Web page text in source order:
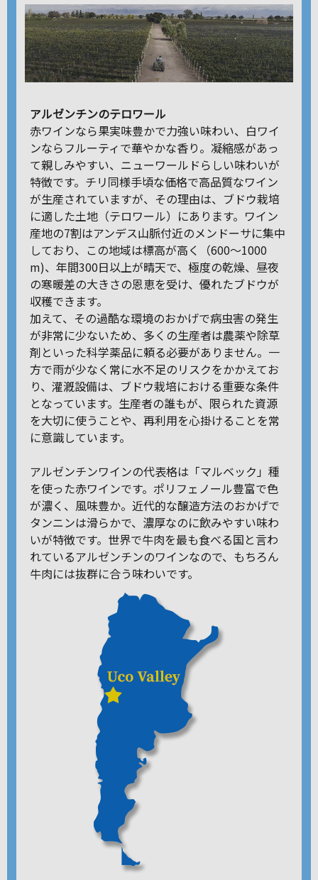
アルゼンチンのテロワール
赤ワインなら果実味豊かで力強い味わい、白ワイ
ンならフルーティで華やかな香り。凝縮感があっ
て親しみやすい、ニューワールドらしい味わいが
特徴です。チリ同様手頃な価格で高品質なワイン
が生産されていますが、その理由は、ブドウ栽培
に適した土地（テロワール）にあります。ワイン
産地の7割はアンデス山脈付近のメンドーサに集中
しており、この地域は標高が高く（600～1000
m)、年間300日以上が晴天で、極度の乾燥、昼夜
の寒暖差の大きさの恩恵を受け、優れたブドウが
収穫できます。
加えて、その過酷な環境のおかげで病虫害の発生
が非常に少ないため、多くの生産者は農薬や除草
剤といった科学薬品に頼る必要がありません。一
方で雨が少なく常に水不足のリスクをかかえてお
り、灌漑設備は、ブドウ栽培における重要な条件
となっています。生産者の誰もが、限られた資源
を大切に使うことや、再利用を心掛けることを常
に意識しています。
アルゼンチンワインの代表格は「マルベック」種
を使った赤ワインです。ポリフェノール豊富で色
が濃く、風味豊か。近代的な醸造方法のおかげで
タンニンは滑らかで、濃厚なのに飲みやすい味わ
いが特徴です。世界で牛肉を最も食べる国と言わ
れているアルゼンチンのワインなので、もちろん
牛肉には抜群に合う味わいです。